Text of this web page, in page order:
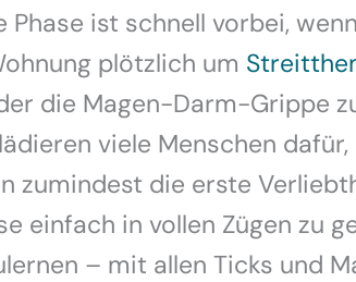
Phase ist schnell vorbei,
plötzlich um
die Magen-Darm-Grippe
viele Menschen
zumindest die erste
einfach in vollen Zügen zu
– mit allen Ticks und